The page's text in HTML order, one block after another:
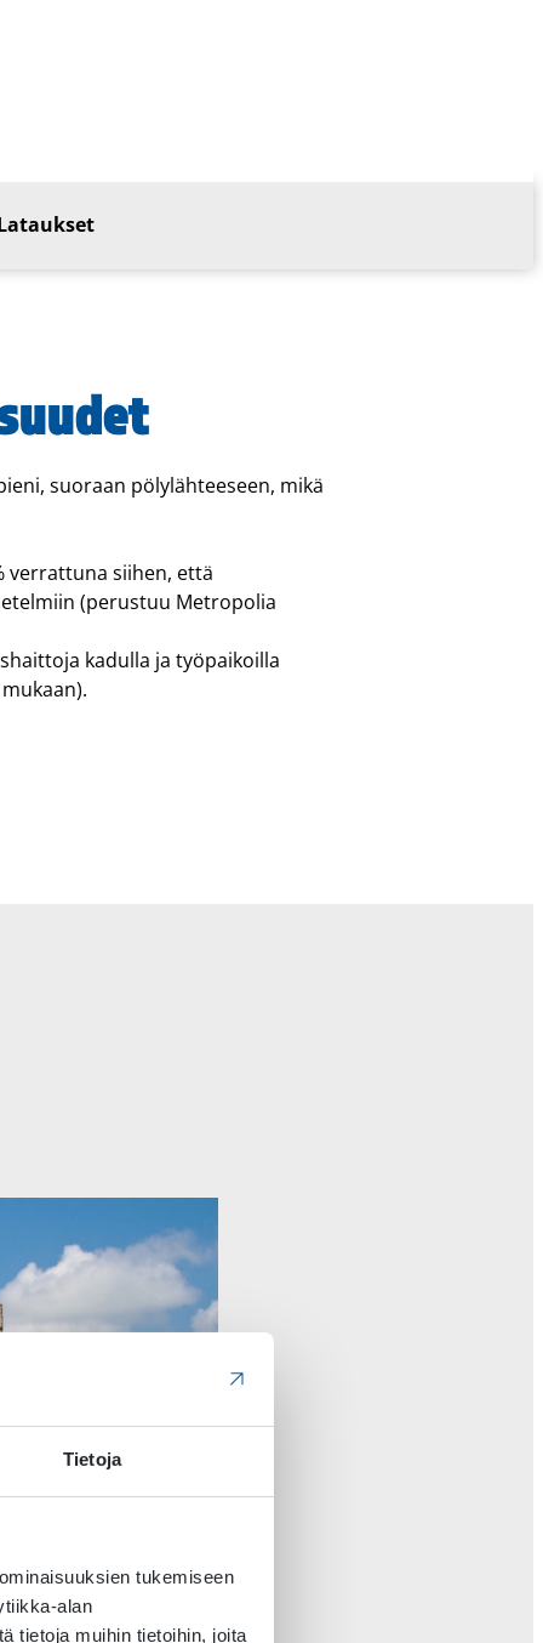
Tietoja
tukemiseen
alan
tietoja muihin tietoihin, joita
suoraan pölylähteeseen, mikä
verrattuna siihen, että
(perustuu Metropolia
kadulla ja työpaikoilla